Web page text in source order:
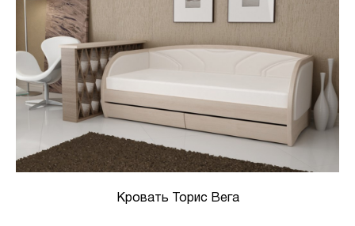
Кровать Торис Вега